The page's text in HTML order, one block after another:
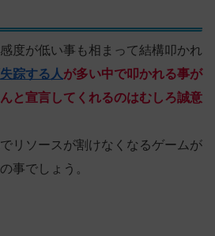
度が低い事も相まって結構叩かれ
踪する人 が多い中で叩かれる事が
と宣言してくれるのはむしろ誠意
リソースが割けなくなるゲームが
事でしょう。